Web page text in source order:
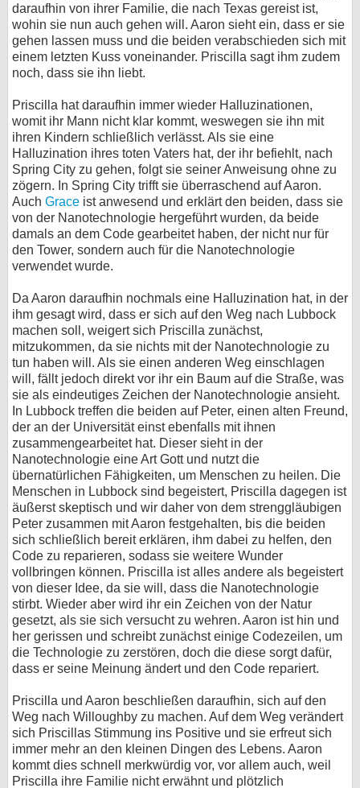
daraufhin von ihrer Familie, die nach Texas gereist ist,
wohin sie nun auch gehen will. Aaron sieht ein, dass er sie
gehen lassen muss und die beiden verabschieden sich mit
einem letzten Kuss voneinander. Priscilla sagt ihm zudem
noch, dass sie ihn liebt.
Priscilla hat daraufhin immer wieder Halluzinationen,
womit ihr Mann nicht klar kommt, weswegen sie ihn mit
ihren Kindern schließlich verlässt. Als sie eine
Halluzination ihres toten Vaters hat, der ihr befiehlt, nach
Spring City zu gehen, folgt sie seiner Anweisung ohne zu
zögern. In Spring City trifft sie überraschend auf Aaron.
Auch Grace ist anwesend und erklärt den beiden, dass sie
von der Nanotechnologie hergeführt wurden, da beide
damals an dem Code gearbeitet haben, der nicht nur für
den Tower, sondern auch für die Nanotechnologie
verwendet wurde.
Da Aaron daraufhin nochmals eine Halluzination hat, in der
ihm gesagt wird, dass er sich auf den Weg nach Lubbock
machen soll, weigert sich Priscilla zunächst,
mitzukommen, da sie nichts mit der Nanotechnologie zu
tun haben will. Als sie einen anderen Weg einschlagen
will, fällt jedoch direkt vor ihr ein Baum auf die Straße, was
sie als eindeutiges Zeichen der Nanotechnologie ansieht.
In Lubbock treffen die beiden auf Peter, einen alten Freund,
der an der Universität einst ebenfalls mit ihnen
zusammengearbeitet hat. Dieser sieht in der
Nanotechnologie eine Art Gott und nutzt die
übernatürlichen Fähigkeiten, um Menschen zu heilen. Die
Menschen in Lubbock sind begeistert, Priscilla dagegen ist
äußerst skeptisch und wir daher von dem strenggläubigen
Peter zusammen mit Aaron festgehalten, bis die beiden
sich schließlich bereit erklären, ihm dabei zu helfen, den
Code zu reparieren, sodass sie weitere Wunder
vollbringen können. Priscilla ist alles andere als begeistert
von dieser Idee, da sie will, dass die Nanotechnologie
stirbt. Wieder aber wird ihr ein Zeichen von der Natur
gesetzt, als sie sich versucht zu wehren. Aaron ist hin und
her gerissen und schreibt zunächst einige Codezeilen, um
die Technologie zu zerstören, doch die diese sorgt dafür,
dass er seine Meinung ändert und den Code repariert.
Priscilla und Aaron beschließen daraufhin, sich auf den
Weg nach Willoughby zu machen. Auf dem Weg verändert
sich Priscillas Stimmung ins Positive und sie erfreut sich
immer mehr an den kleinen Dingen des Lebens. Aaron
kommt dies schnell merkwürdig vor, vor allem auch, weil
Priscilla ihre Familie nicht erwähnt und plötzlich